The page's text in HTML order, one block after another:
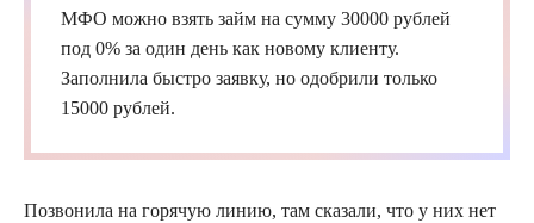
МФО можно взять займ на сумму 30000 рублей
под 0% за один день как новому клиенту.
Заполнила быстро заявку, но одобрили только
15000 рублей.
Позвонила на горячую линию, там сказали, что у них нет